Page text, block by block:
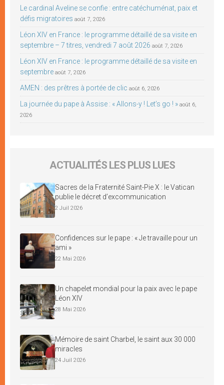
Le cardinal Aveline se confie : entre catéchuménat, paix et
défis migratoires août 7, 2026
Léon XIV en France : le programme détaillé de sa visite en
septembre – 7 titres, vendredi 7 août 2026 août 7, 2026
Léon XIV en France : le programme détaillé de sa visite en
septembre août 7, 2026
AMEN : des prêtres à portée de clic août 6, 2026
La journée du pape à Assise : « Allons-y ! Let’s go ! » août 6,
2026
ACTUALITÉS LES PLUS LUES
Sacres de la Fraternité Saint-Pie X : le Vatican
publie le décret d’excommunication
2 Juil 2026
Confidences sur le pape : « Je travaille pour un
ami »
22 Mai 2026
Un chapelet mondial pour la paix avec le pape
Léon XIV
28 Mai 2026
Mémoire de saint Charbel, le saint aux 30 000
miracles
24 Juil 2026